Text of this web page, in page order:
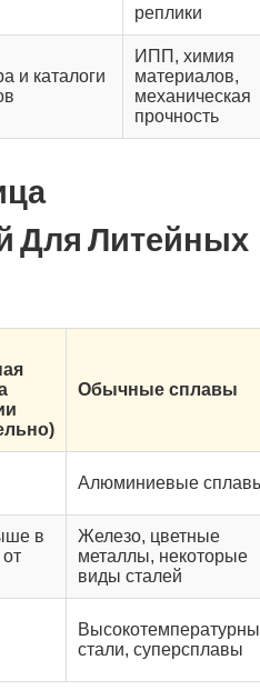
реплики
и каталоги
ИПП, химия
материалов,
механическая
прочность
Для Литейных
Обычные сплавы
Алюминиевые
в
Железо, цветные
металлы, некоторые
виды сталей
стали, суперсплавы